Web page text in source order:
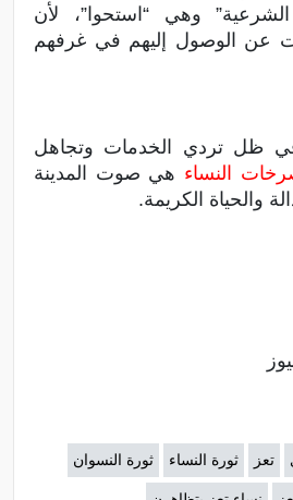
وهي “استحوا”، لأن
عن الوصول إليهم في غرفهم
في ظل تردي الخدمات وتجاهل
النساء هي صوت المدينة
والحياة الكريمة.
تعز ثورة النساء ثورة النسوان